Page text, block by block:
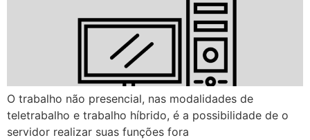
O trabalho não presencial, nas modalidades de
teletrabalho e trabalho híbrido, é a possibilidade de o
servidor realizar suas funções fora